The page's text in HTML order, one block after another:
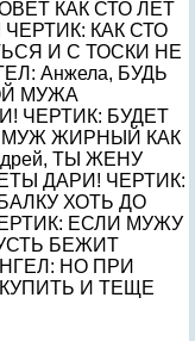
КАК СТО ЛЕТ
КАК СТО
И С ТОСКИ НЕ
Анжела, БУДЬ
МУЖА
ЧЕРТИК: БУДЕТ
МУЖ ЖИРНЫЙ КАК
ТЫ ЖЕНУ
ДАРИ! ЧЕРТИК:
ХОТЬ ДО
ЕСЛИ МУЖУ
БЕЖИТ
НО ПРИ
И ТЕЩЕ